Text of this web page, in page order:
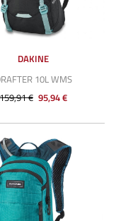
DAKINE
10L WMS
159,91 € 95,94 €